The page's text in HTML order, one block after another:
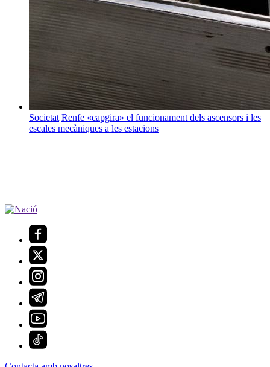
Societat Renfe «capgira» el funcionament dels ascensors i les
escales mecàniques a les estacions